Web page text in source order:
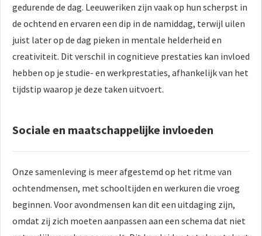
gedurende de dag. Leeuweriken zijn vaak op hun scherpst in
de ochtend en ervaren een dip in de namiddag, terwijl uilen
juist later op de dag pieken in mentale helderheid en
creativiteit. Dit verschil in cognitieve prestaties kan invloed
hebben op je studie- en werkprestaties, afhankelijk van het
tijdstip waarop je deze taken uitvoert.
Sociale en maatschappelijke invloeden
Onze samenleving is meer afgestemd op het ritme van
ochtendmensen, met schooltijden en werkuren die vroeg
beginnen. Voor avondmensen kan dit een uitdaging zijn,
omdat zij zich moeten aanpassen aan een schema dat niet